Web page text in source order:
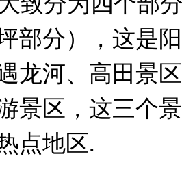
部分），这是
龙河、高田景
景区，这三个
点地区.